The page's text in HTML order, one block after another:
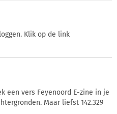
Klik op de link
een vers Feyenoord E-zine in je
Maar liefst 142.329